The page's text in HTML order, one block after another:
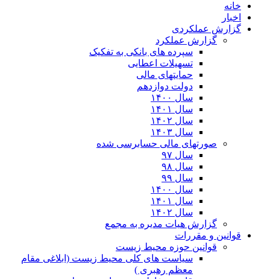
خانه
اخبار
گزارش عملکردی
گزارش عملکرد
سپرده های بانکی به تفکیک
تسهیلات اعطایی
حمایتهای مالی
دولت دوازدهم
سال ۱۴۰۰
سال ۱۴۰۱
سال ۱۴۰۲
سال ۱۴۰۳
صورتهای مالی حسابرسی شده
سال ۹۷
سال ۹۸
سال ۹۹
سال ۱۴۰۰
سال ۱۴۰۱
سال ۱۴۰۲
گزارش هیات مدیره به مجمع
قوانین و مقررات
قوانین حوزه محیط زیست
ﺳﯿﺎﺳﺖ ﻫﺎی ﮐﻠﯽ ﻣﺤﯿﻂ زﯾﺴﺖ (ابلاغی مقام
معظم رهبری )